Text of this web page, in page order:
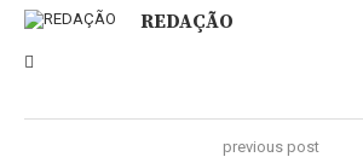
REDAÇÃO
previous post